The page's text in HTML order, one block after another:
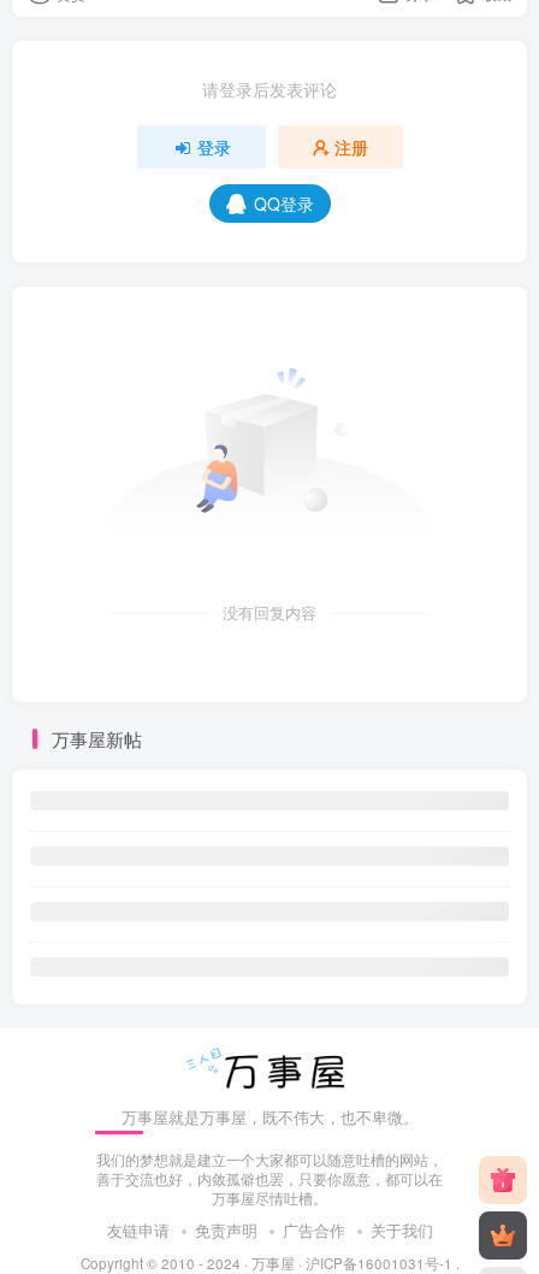
请登录后发表评论
登录 注册
QQ登录
没有回复内容
万事屋新帖
万事屋就是万事屋，既不伟大，也不卑微。
我们的梦想就是建立一个大家都可以随意吐槽的网站，
善于交流也好，内敛孤僻也罢，只要你愿意，都可以在
万事屋尽情吐槽。
友链申请 免责声明 广告合作 关于我们
Copyright © 2010 - 2024 · 万事屋 · 沪ICP备16001031号-1